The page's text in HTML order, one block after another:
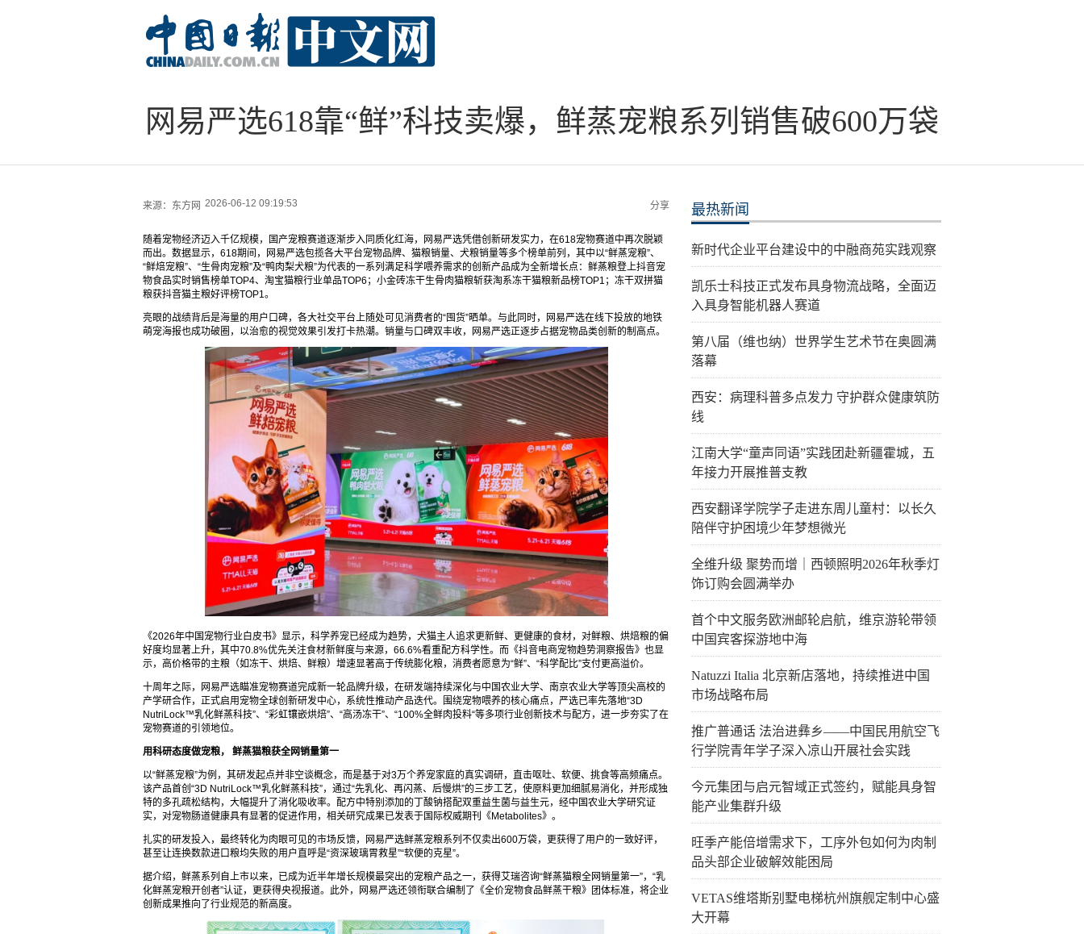
网易严选618靠“鲜”科技卖爆，鲜蒸宠粮系列销售破600万袋
来源： 东方网 2026-06-12 09:19:53 分享
随着宠物经济迈入千亿规模，国产宠粮赛道逐渐步入同质化红海，网易严选凭借创新研发实力，在618宠物赛道中再次脱颖
而出。数据显示，618期间，网易严选包揽各大平台宠物品牌、猫粮销量、犬粮销量等多个榜单前列，其中以“鲜蒸宠粮”、
“鲜焙宠粮”、“生骨肉宠粮”及“鸭肉梨犬粮”为代表的一系列满足科学喂养需求的创新产品成为全新增长点：鲜蒸粮登上抖音宠
物食品实时销售榜单TOP4、淘宝猫粮行业单品TOP6；小金砖冻干生骨肉猫粮斩获淘系冻干猫粮新品榜TOP1；冻干双拼猫
粮获抖音猫主粮好评榜TOP1。
亮眼的战绩背后是海量的用户口碑，各大社交平台上随处可见消费者的“囤货”晒单。与此同时，网易严选在线下投放的地铁
萌宠海报也成功破圈，以治愈的视觉效果引发打卡热潮。销量与口碑双丰收，网易严选正逐步占据宠物品类创新的制高点。
《2026年中国宠物行业白皮书》显示，科学养宠已经成为趋势，犬猫主人追求更新鲜、更健康的食材，对鲜粮、烘焙粮的偏
好度均显著上升，其中70.8%优先关注食材新鲜度与来源，66.6%看重配方科学性。而《抖音电商宠物趋势洞察报告》也显
示，高价格带的主粮（如冻干、烘焙、鲜粮）增速显著高于传统膨化粮，消费者愿意为“鲜”、“科学配比”支付更高溢价。
十周年之际，网易严选瞄准宠物赛道完成新一轮品牌升级，在研发端持续深化与中国农业大学、南京农业大学等顶尖高校的
产学研合作，正式启用宠物全球创新研发中心，系统性推动产品迭代。围绕宠物喂养的核心痛点，严选已率先落地“3D
NutriLock™乳化鲜蒸科技”、“彩虹镶嵌烘焙”、“高汤冻干”、“100%全鲜肉投料“等多项行业创新技术与配方，进一步夯实了在
宠物赛道的引领地位。
用科研态度做宠粮， 鲜蒸猫粮获全网销量第一
以“鲜蒸宠粮”为例，其研发起点并非空谈概念，而是基于对3万个养宠家庭的真实调研，直击呕吐、软便、挑食等高频痛点。
该产品首创“3D NutriLock™乳化鲜蒸科技”，通过“先乳化、再闪蒸、后慢烘”的三步工艺，使原料更加细腻易消化，并形成独
特的多孔疏松结构，大幅提升了消化吸收率。配方中特别添加的丁酸钠搭配双重益生菌与益生元，经中国农业大学研究证
实，对宠物肠道健康具有显著的促进作用，相关研究成果已发表于国际权威期刊《Metabolites》。
扎实的研发投入，最终转化为肉眼可见的市场反馈，网易严选鲜蒸宠粮系列不仅卖出600万袋，更获得了用户的一致好评，
甚至让连换数款进口粮均失败的用户直呼是“资深玻璃胃救星”“软便的克星”。
据介绍，鲜蒸系列自上市以来，已成为近半年增长规模最突出的宠粮产品之一，获得艾瑞咨询“鲜蒸猫粮全网销量第一”，“乳
化鲜蒸宠粮开创者”认证，更获得央视报道。此外，网易严选还领衔联合编制了《全价宠物食品鲜蒸干粮》团体标准，将企业
创新成果推向了行业规范的新高度。
最热新闻
新时代企业平台建设中的中融商苑实践观察
凯乐士科技正式发布具身物流战略，全面迈
入具身智能机器人赛道
第八届（维也纳）世界学生艺术节在奥圆满
落幕
西安：病理科普多点发力 守护群众健康筑防
线
江南大学“童声同语”实践团赴新疆霍城，五
年接力开展推普支教
西安翻译学院学子走进东周儿童村：以长久
陪伴守护困境少年梦想微光
全维升级 聚势而增｜西顿照明2026年秋季灯
饰订购会圆满举办
首个中文服务欧洲邮轮启航，维京游轮带领
中国宾客探游地中海
Natuzzi Italia 北京新店落地，持续推进中国
市场战略布局
推广普通话 法治进彝乡——中国民用航空飞
行学院青年学子深入凉山开展社会实践
今元集团与启元智域正式签约，赋能具身智
能产业集群升级
旺季产能倍增需求下，工序外包如何为肉制
品头部企业破解效能困局
VETAS维塔斯别墅电梯杭州旗舰定制中心盛
大开幕